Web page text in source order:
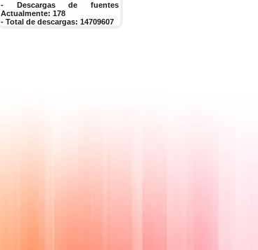
- Descargas de fuentes
Actualmente: 178
- Total de descargas: 14709607